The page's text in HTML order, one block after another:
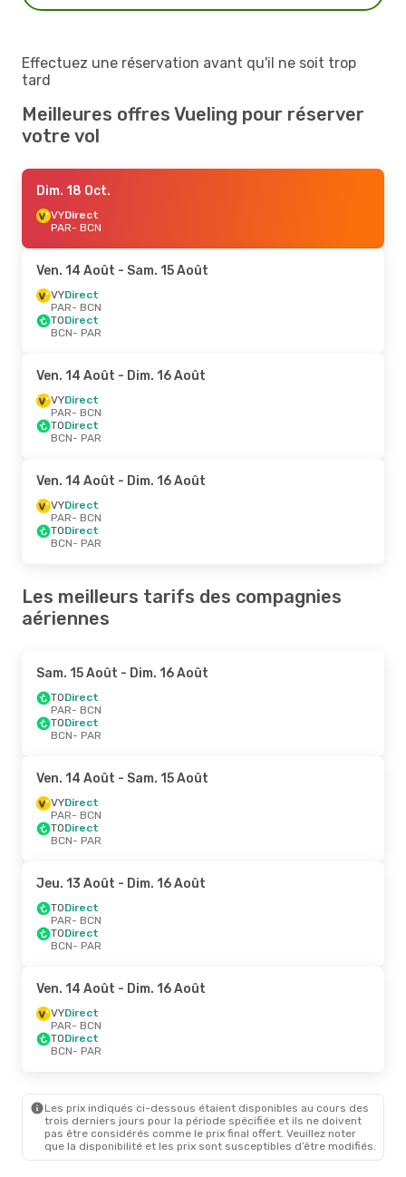
Effectuez une réservation avant qu'il ne soit trop
tard
Meilleures offres Vueling pour réserver
votre vol
Dim. 18 Oct.
VYDirect
PAR- BCN
Ven. 14 Août - Sam. 15 Août
VYDirect
PAR- BCN
TODirect
BCN- PAR
Ven. 14 Août - Dim. 16 Août
VYDirect
PAR- BCN
TODirect
BCN- PAR
Ven. 14 Août - Dim. 16 Août
VYDirect
PAR- BCN
TODirect
BCN- PAR
Les meilleurs tarifs des compagnies
aériennes
Sam. 15 Août - Dim. 16 Août
TODirect
PAR- BCN
TODirect
BCN- PAR
Ven. 14 Août - Sam. 15 Août
VYDirect
PAR- BCN
TODirect
BCN- PAR
Jeu. 13 Août - Dim. 16 Août
TODirect
PAR- BCN
TODirect
BCN- PAR
Ven. 14 Août - Dim. 16 Août
VYDirect
PAR- BCN
TODirect
BCN- PAR
Les prix indiqués ci-dessous étaient disponibles au cours des
trois derniers jours pour la période spécifiée et ils ne doivent
pas être considérés comme le prix final offert. Veuillez noter
que la disponibilité et les prix sont susceptibles d’être modifiés.